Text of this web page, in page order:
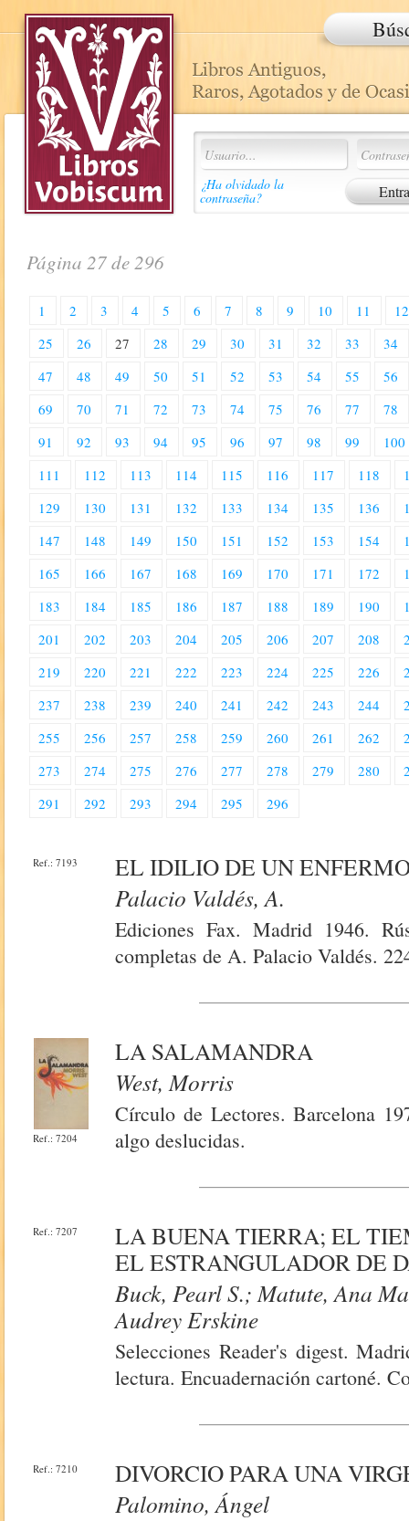
¿Ha olvidado la
contraseña?
Página 27 de 296
1 2 3 4 5 6 7 8 9 10 11
12
25
26 27 28 29 30 31 32 33
34
47
48 49 50 51 52 53 54 55
56
69
70 71 72 73 74 75 76 77
78
91
92 93 94 95 96 97 98 99
100
111
112 113 114 115 116 117 118
129
130 131 132 133 134 135 136
147
148 149 150 151 152 153 154
165
166 167 168 169 170 171 172
183
184 185 186 187 188 189 190
201
202 203 204 205 206 207 208
219
220 221 222 223 224 225 226
237
238 239 240 241 242 243 244
255
256 257 258 259 260 261 262
273
274 275 276 277 278 279 280
291
292 293 294 295 296
Ref.: 7193
EL IDILIO DE UN
Palacio Valdés, A.
Ediciones Fax. Madrid 1946.
completas de A. Palacio Valdés.
Ref.: 7204
LA SALAMANDRA
West, Morris
Círculo de Lectores. Barcelona
algo deslucidas.
Ref.: 7207
LA BUENA TIERRA; EL
EL ESTRANGULADOR DE
Buck, Pearl S.; Matute, Ana
Audrey Erskine
Selecciones Reader's digest.
lectura. Encuadernación cartoné.
Ref.: 7210
DIVORCIO PARA UNA
Palomino, Ángel